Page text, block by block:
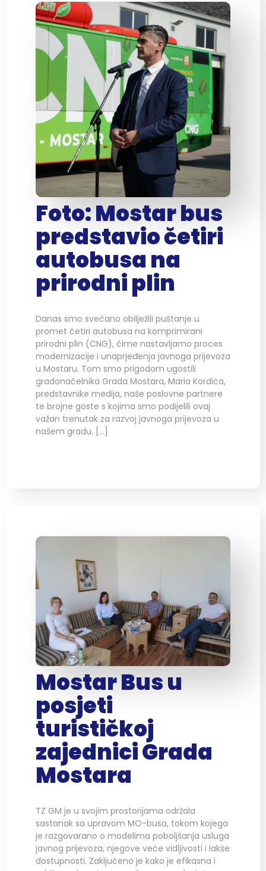
Foto: Mostar bus
predstavio četiri
autobusa na
prirodni plin
Danas smo svečano obilježili puštanje u
promet četiri autobusa na komprimirani
prirodni plin (CNG), čime nastavljamo proces
modernizacije i unaprjeđenja javnoga prijevoza
u Mostaru. Tom smo prigodom ugostili
gradonačelnika Grada Mostara, Maria Kordića,
predstavnike medija, naše poslovne partnere
te brojne goste s kojima smo podijelili ovaj
važan trenutak za razvoj javnoga prijevoza u
našem gradu. […]
Mostar Bus u
posjeti
turističkoj
zajednici Grada
Mostara
TZ GM je u svojim prostorijama održala
sastanak sa upravom MO-busa, tokom kojega
je razgovarano o modelima poboljšanja usluga
javnog prijevoza, njegove veće vidljivosti i lakše
dostupnosti. Zaključeno je kako je efikasna i